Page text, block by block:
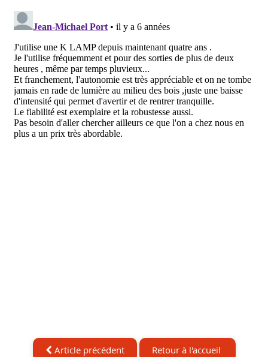
Article précédent Retour à l'accueil